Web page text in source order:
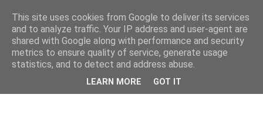
This site uses cookies from Google to deliver its services
and to analyze traffic. Your IP address and user-agent are
shared with Google along with performance and security
metrics to ensure quality of service, generate usage
statistics, and to detect and address abuse.
LEARN MORE GOT IT